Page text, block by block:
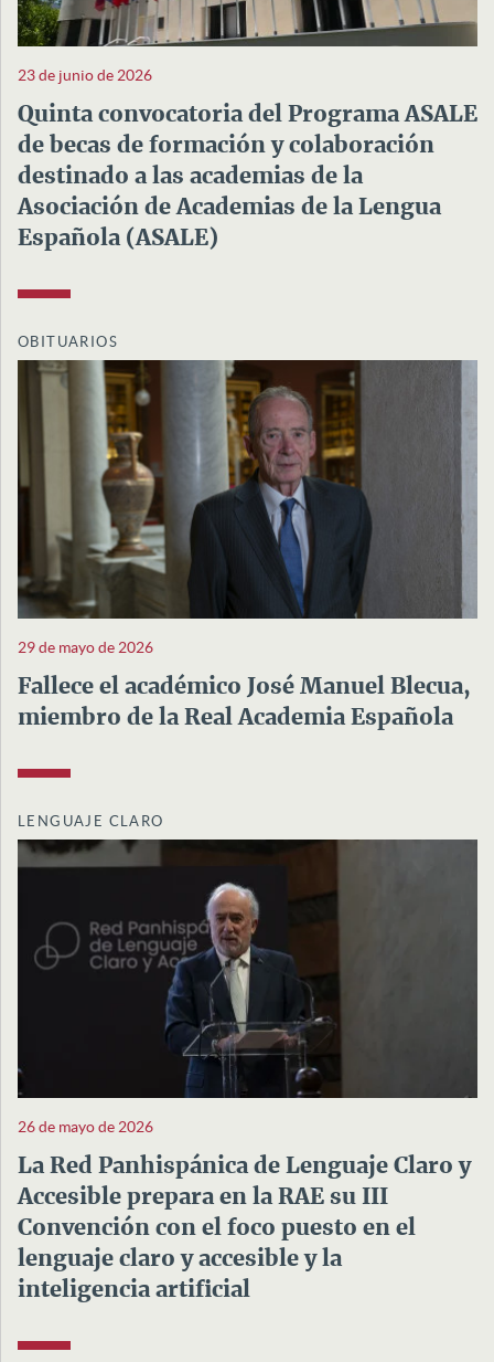
23 de junio de 2026
Quinta convocatoria del Programa ASALE
de becas de formación y colaboración
destinado a las academias de la
Asociación de Academias de la Lengua
Española (ASALE)
OBITUARIOS
29 de mayo de 2026
Fallece el académico José Manuel Blecua,
miembro de la Real Academia Española
LENGUAJE CLARO
26 de mayo de 2026
La Red Panhispánica de Lenguaje Claro y
Accesible prepara en la RAE su III
Convención con el foco puesto en el
lenguaje claro y accesible y la
inteligencia artificial